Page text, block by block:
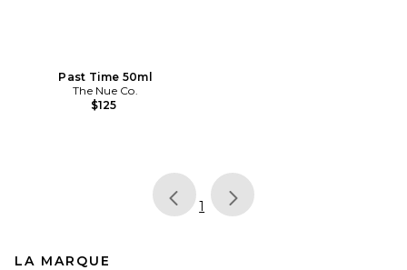
Past Time 50ml
The Nue Co.
$125
page
1 of 1, currently selected
LA MARQUE